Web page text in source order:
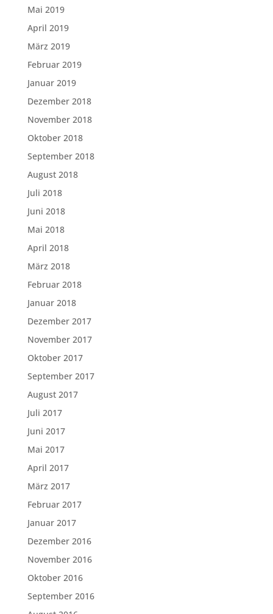
Mai 2019
April 2019
März 2019
Februar 2019
Januar 2019
Dezember 2018
November 2018
Oktober 2018
September 2018
August 2018
Juli 2018
Juni 2018
Mai 2018
April 2018
März 2018
Februar 2018
Januar 2018
Dezember 2017
November 2017
Oktober 2017
September 2017
August 2017
Juli 2017
Juni 2017
Mai 2017
April 2017
März 2017
Februar 2017
Januar 2017
Dezember 2016
November 2016
Oktober 2016
September 2016